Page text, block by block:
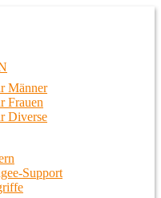
Männer
Frauen
Diverse
Support